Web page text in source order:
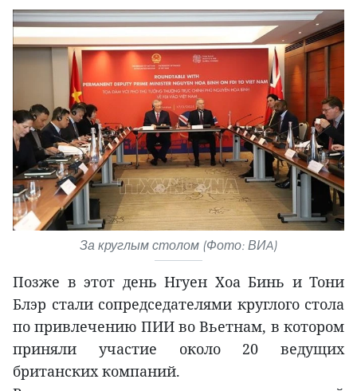
За круглым столом (Фото: ВИA)
Позже в этот день Нгуен Хоа Бинь и Тони
Блэр стали сопредседателями круглого стола
по привлечению ПИИ во Вьетнам, в котором
приняли участие около 20 ведущих
британских компаний.